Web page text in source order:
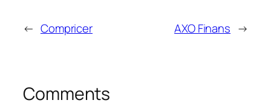
← Compricer AXO Finans →
Comments